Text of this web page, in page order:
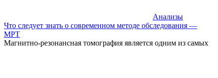
Анализы
Что следует знать о современном методе обследования —
МРТ
Магнитно-резонансная томография является одним из самых